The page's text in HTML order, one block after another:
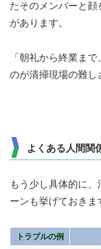
たそのメンバーと顔
があります。
「朝礼から終業ま
のが清掃現場の難し
よくある人間関
もう少し具体的に
ーンも挙げておきま
トラブルの例